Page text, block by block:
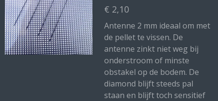
€ 2,10
Antenne 2 mm ideaal om met
de pellet te vissen. De
antenne zinkt niet weg bij
onderstroom of minste
obstakel op de bodem. De
diamond blijft steeds pal
staan en blijft toch sensitief